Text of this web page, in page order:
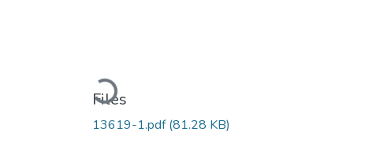
Loading...
Files
13619-1.pdf(81.28 KB)